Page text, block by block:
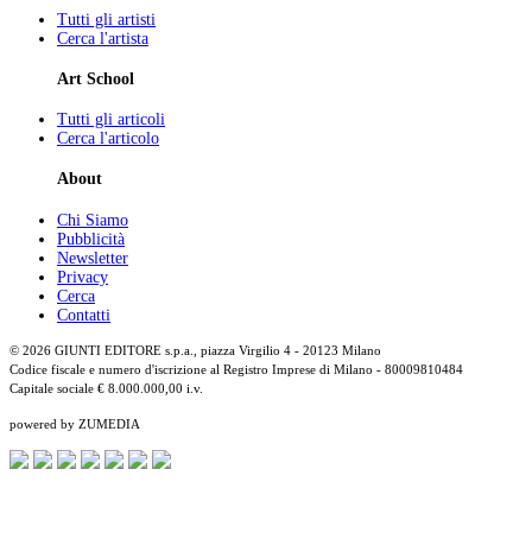
Tutti gli artisti
Cerca l'artista
Art School
Tutti gli articoli
Cerca l'articolo
About
Chi Siamo
Pubblicità
Newsletter
Privacy
Cerca
Contatti
© 2026 GIUNTI EDITORE s.p.a., piazza Virgilio 4 - 20123 Milano
Codice fiscale e numero d'iscrizione al Registro Imprese di Milano - 80009810484
Capitale sociale € 8.000.000,00 i.v.
powered by ZUMEDIA